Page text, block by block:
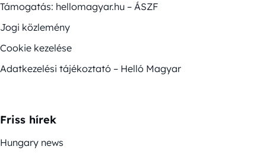
Támogatás: hellomagyar.hu – ÁSZF
Jogi közlemény
Cookie kezelése
Adatkezelési tájékoztató – Helló Magyar
Friss hírek
Hungary news